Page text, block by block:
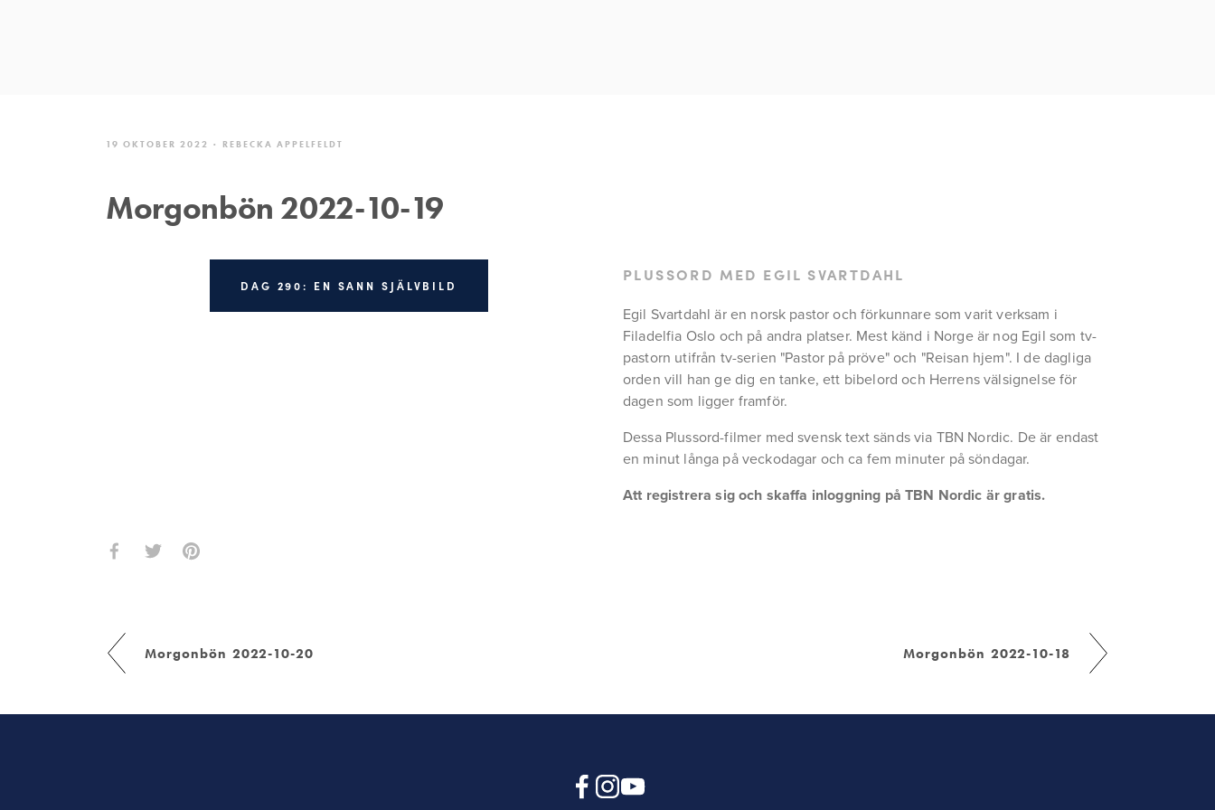
Morgonbön 2022-10-19
DAG 290: EN SANN SJÄLVBILD
PLUSSORD MED EGIL SVARTDAHL
Egil Svartdahl är en norsk pastor och förkunnare som varit verksam i
Filadelfia Oslo och på andra platser. Mest känd i Norge är nog Egil som tv-
pastorn utifrån tv-serien "Pastor på pröve" och "Reisan hjem". I de dagliga
orden vill han ge dig en tanke, ett bibelord och Herrens välsignelse för
dagen som ligger framför.
Dessa Plussord-filmer med svensk text sänds via TBN Nordic. De är endast
en minut långa på veckodagar och ca fem minuter på söndagar.
Att registrera sig och skaffa inloggning på TBN Nordic är gratis.
REBECKA APPELFELDT
19 OKTOBER 2022
Morgonbön 2022-10-20 Morgonbön 2022-10-18